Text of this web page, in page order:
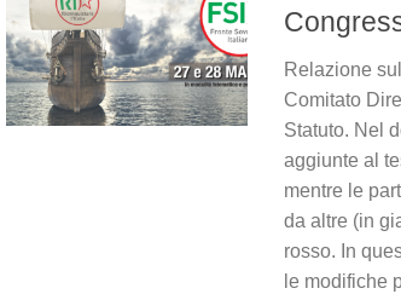
Relazione
Comitato
Statuto. Nel
aggiunte al
mentre le
da altre (in
rosso. In
le modifiche